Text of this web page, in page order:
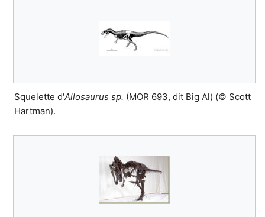
Squelette d'Allosaurus sp. (MOR 693, dit Big Al) (© Scott
Hartman).